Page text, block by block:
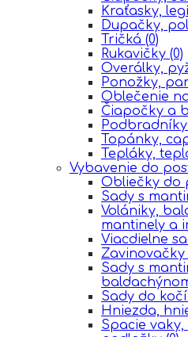
Kraťasky,
Dupačky,
Tričká (0)
Rukavičky (0)
Overálky,
Ponožky,
Oblečenie
Čiapočky a
Podbradníky
Topánky,
Tepláky,
Vybavenie do
Obliečky do
Sady s
Volániky,
mantinely a
Viacdielne
Zavinovačky
Sady s
Sady do
Hniezda,
Spacie